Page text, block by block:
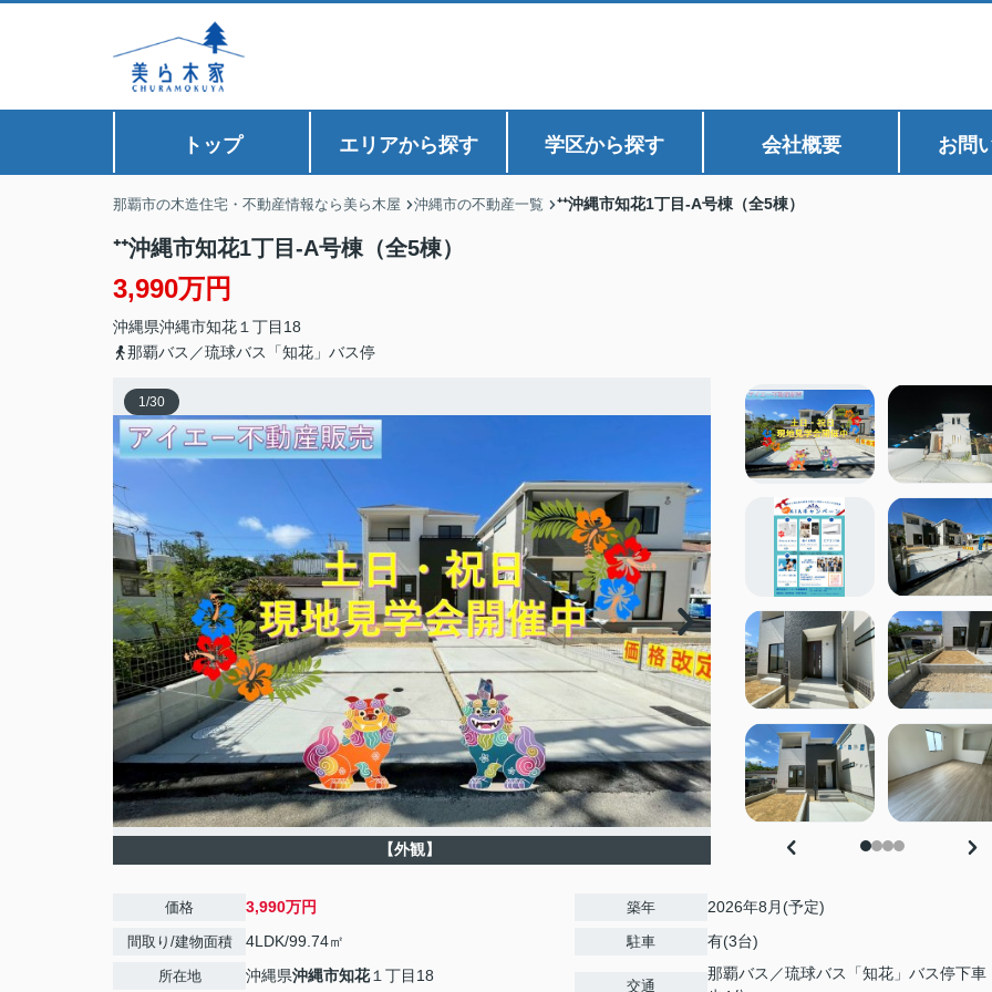
トップ エリアから探す 学区から探す 会社概要 お問
那覇市の木造住宅・不動産情報なら美ら木屋 沖縄市の不動産一覧 ⁺⁺沖縄市知花1丁目-A号棟（全5棟）
⁺⁺沖縄市知花1丁目-A号棟（全5棟）
3,990万円
沖縄県沖縄市知花 １丁目18
那覇バス／琉球バス「知花」バス停
1/30
【外観】
価格 3,990万円
間取り/建物面積 4LDK/99.74㎡
所在地 沖縄県沖縄市知花１丁目18
築年 2026年8月(予定)
駐車 有(3台)
交通
那覇バス／琉球バス「知花」バス停下